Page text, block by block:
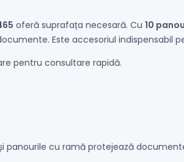
oferă suprafața necesară. Cu 10
Este accesoriul indispensabil
pentru consultare rapidă.
cu ramă protejează